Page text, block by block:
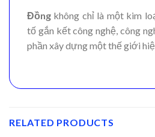
Đồng không chỉ là một kim
tố gắn kết công nghệ, công
phần xây dựng một thế giới
RELATED PRODUCTS